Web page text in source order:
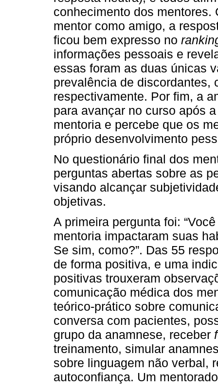
conhecimento dos mentores.
mentor como amigo, a
ficou bem expresso no
informações pessoais e
essas foram as duas únicas
prevalência de discordantes,
respectivamente. Por fim, a
para avançar no curso após
mentoria e percebe que os
próprio desenvolvimento
No questionário final dos
perguntas abertas sobre as
visando alcançar
objetivas.
A primeira pergunta foi:
mentoria impactaram suas
Se sim, como?”. Das 55
de forma positiva, e uma
positivas trouxeram
comunicação médica dos
teórico-prático sobre
conversa com pacientes,
grupo da anamnese, receber
treinamento, simular
sobre linguagem não verbal,
autoconfiança. Um